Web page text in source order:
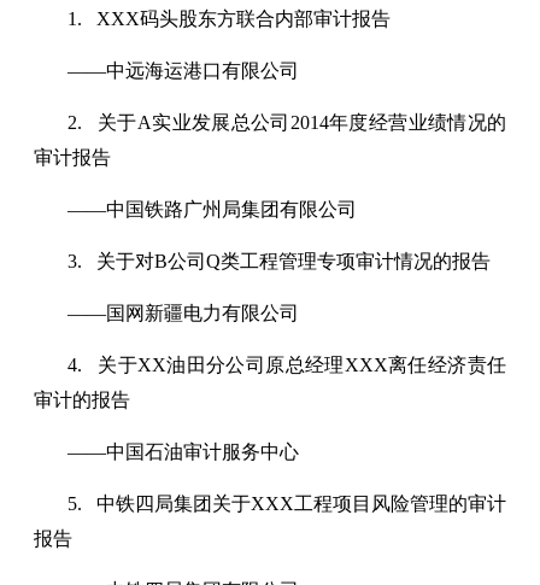
1. XXX码头股东方联合内部审计报告
——中远海运港口有限公司
2. 关于A实业发展总公司2014年度经营业绩情况的
审计报告
——中国铁路广州局集团有限公司
3. 关于对B公司Q类工程管理专项审计情况的报告
——国网新疆电力有限公司
4. 关于XX油田分公司原总经理XXX离任经济责任
审计的报告
——中国石油审计服务中心
5. 中铁四局集团关于XXX工程项目风险管理的审计
报告